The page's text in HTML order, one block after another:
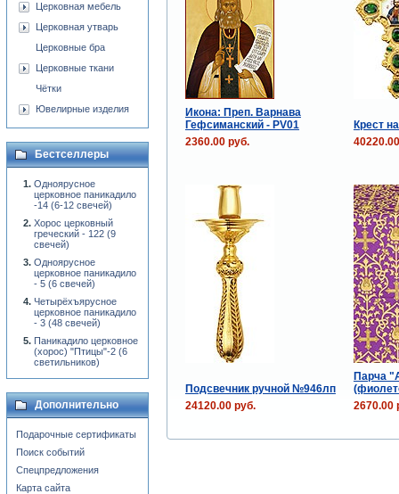
Икона: Преп. Варнава
Гефсиманский - PV01
Крест
2360.00 руб.
Подсвечник ручной №946лп
Парча
24120.00 руб.
2670.00
Церковная мебель
Церковная утварь
Церковные бра
Церковные ткани
Чётки
Ювелирные изделия
Бестселлеры
Одноярусное
церковное паникадило
-14 (6-12 свечей)
Хорос церковный
греческий - 122 (9
свечей)
Одноярусное
церковное паникадило
- 5 (6 свечей)
Четырёхъярусное
церковное паникадило
- 3 (48 свечей)
Паникадило церковное
(хорос) "Птицы"-2 (6
светильников)
Дополнительно
Подарочные сертификаты
Поиск событий
Спецпредложения
Карта сайта